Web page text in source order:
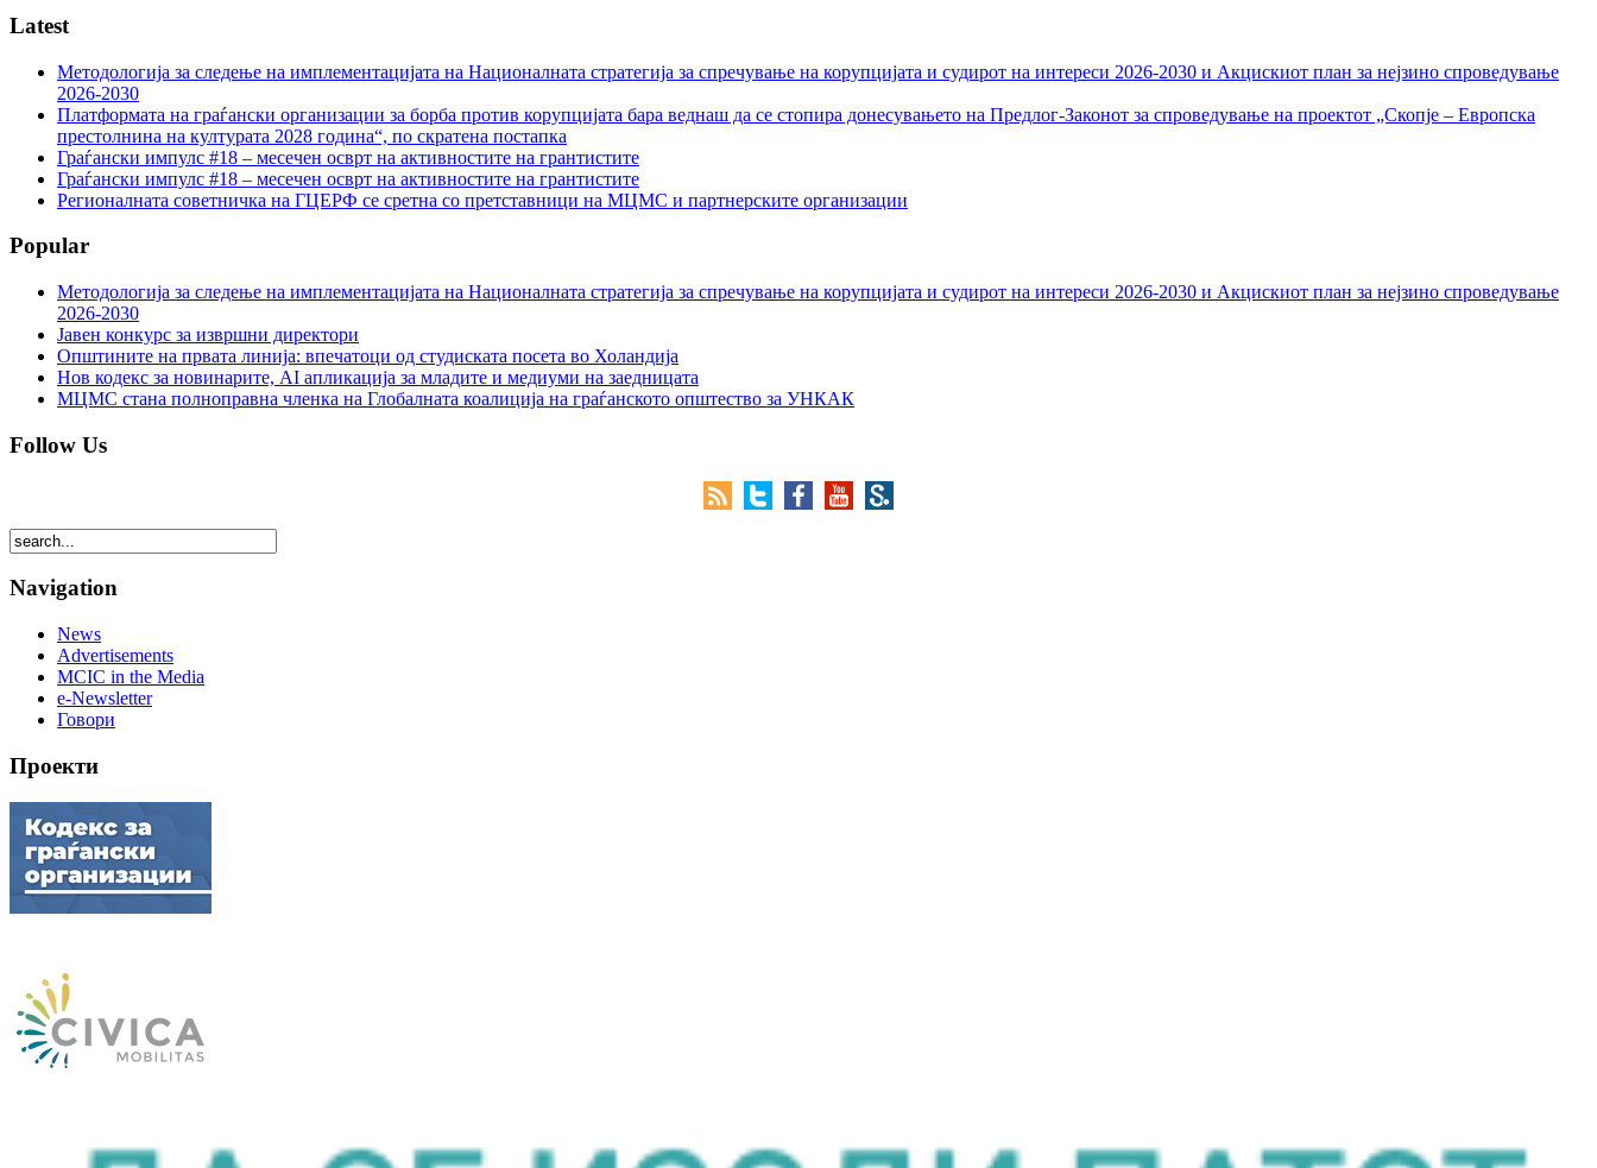
Latest
Методологија за следење на имплементацијата на Националната стратегија за спречување на корупцијата и судирот на интереси 2026-2030 и Акцискиот план за нејзино спроведување
2026-2030
Платформата на граѓански организации за борба против корупцијата бара веднаш да се стопира донесувањето на Предлог-Законот за спроведување на проектот „Скопје – Европска
престолнина на културата 2028 година“, по скратена постапка
Граѓански импулс #18 – месечен осврт на активностите на грантистите
Граѓански импулс #18 – месечен осврт на активностите на грантистите
Регионалната советничка на ГЦЕРФ се сретна со претставници на МЦМС и партнерските организации
Popular
Методологија за следење на имплементацијата на Националната стратегија за спречување на корупцијата и судирот на интереси 2026-2030 и Акцискиот план за нејзино спроведување
2026-2030
Јавен конкурс за извршни директори
Општините на првата линија: впечатоци од студиската посета во Холандија
Нов кодекс за новинарите, AI апликација за младите и медиуми на заедницата
МЦМС стана полноправна членка на Глобалната коалиција на граѓанското општество за УНКАК
Follow Us
Navigation
News
Advertisements
MCIC in the Media
e-Newsletter
Говори
Проекти